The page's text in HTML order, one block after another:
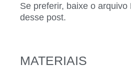
Se preferir, baixe o arquivo
desse post.
MATERIAIS